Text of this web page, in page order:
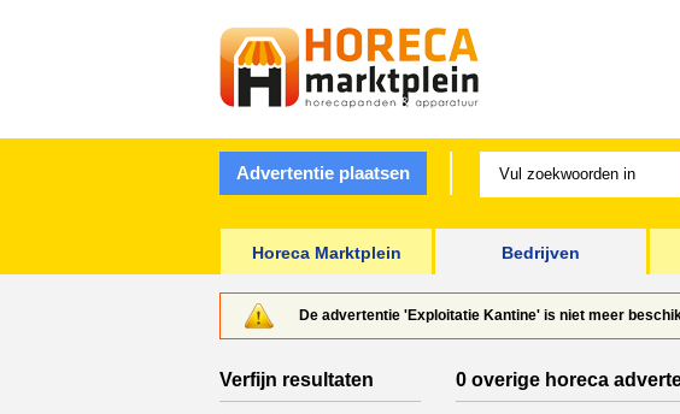
Advertentie plaatsen
Horeca Marktplein Bedrijven
De advertentie 'Exploitatie Kantine' is niet meer
Verfijn resultaten 0 overige horeca